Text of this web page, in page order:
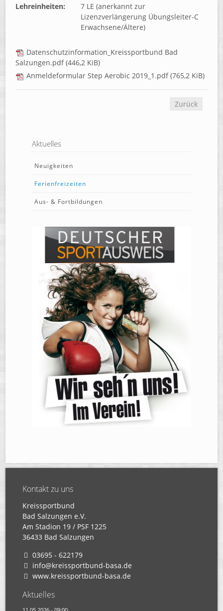
Lehreinheiten:
7 LE (anerkannt zur
Lizenzverlängerung Übungsleiter-C
Erwachsene/Ältere)
Datenschutzinformation_Kreissportbund Bad
Salzungen.pdf(446,2 KiB)
Anmeldeformular Step Aerobic 2019_1.pdf(765,2 KiB)
Zurück
Aktuelles
Neuigkeiten
Ferienfreizeiten
Aus- & Fortbildungen
Kontakt zu uns
Kreissportbund
Bad Salzungen e.V.
Am Stadion 19 / PSF 1225
36433 Bad Salzungen
03695 - 622179
info@kreissportbund-basa.de
www.kreissportbund-basa.de
Aktuelles